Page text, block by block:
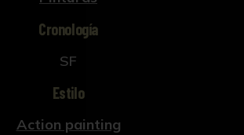
Cronología
SF
Estilo
Action painting